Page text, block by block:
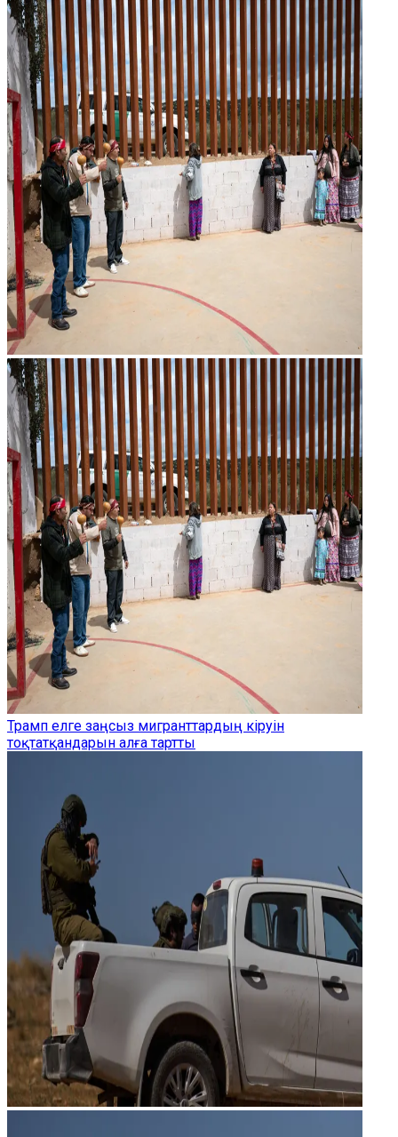
Трамп елге заңсыз мигранттардың кіруін
тоқтатқандарын алға тартты